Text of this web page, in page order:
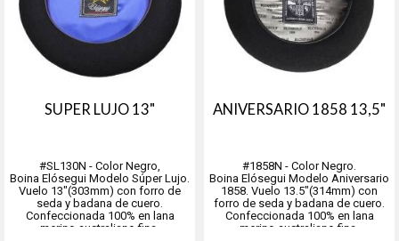
SUPER LUJO 13"
#SL130N - Color Negro,
Boina Elósegui Modelo Súper Lujo.
Vuelo 13"(303mm) con forro de
seda y badana de cuero.
Confeccionada 100% en lana
merino australiano fina.
ANIVERSARIO 1858 13,5"
#1858N - Color Negro.
Boina Elósegui Modelo Aniversario
1858. Vuelo 13.5"(314mm) con
forro de seda y badana de cuero.
Confeccionada 100% en lana
merino australiano fina.